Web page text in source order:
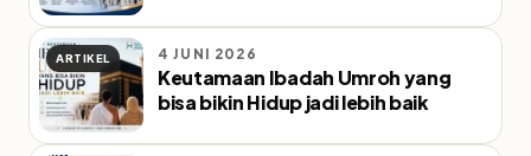
ARTIKEL 4 JUNI 2026
Keutamaan Ibadah Umroh yang
bisa bikin Hidup jadi lebih baik